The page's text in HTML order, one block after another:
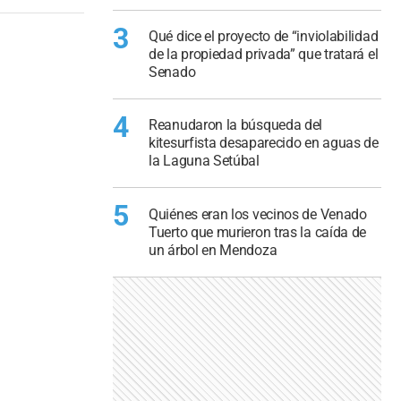
3
Qué dice el proyecto de “inviolabilidad
de la propiedad privada” que tratará el
Senado
4
Reanudaron la búsqueda del
kitesurfista desaparecido en aguas de
la Laguna Setúbal
5
Quiénes eran los vecinos de Venado
Tuerto que murieron tras la caída de
un árbol en Mendoza